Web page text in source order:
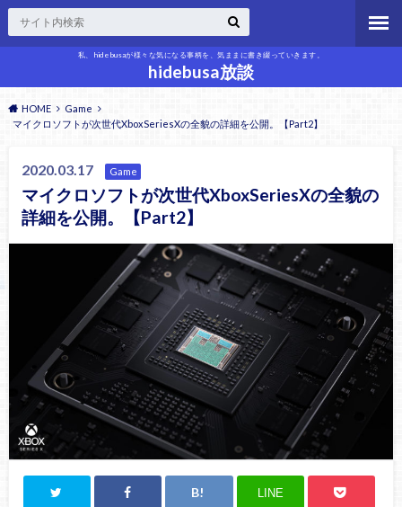
私、hidebusaが様々な気になる事柄を、気ままに書き綴っていきます。
hidebusa放談
HOME
Game
マイクロソフトが次世代XboxSeriesXの全貌の詳細を公開。【Part2】
2020.03.17 Game
マイクロソフトが次世代XboxSeriesXの全貌の
詳細を公開。【Part2】
LINE